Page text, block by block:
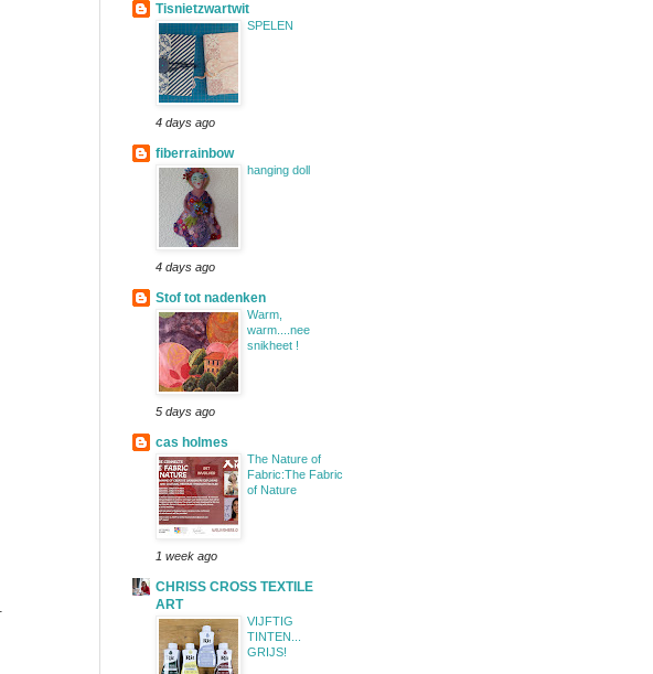
Tisnietzwartwit
SPELEN
4 days ago
fiberrainbow
hanging doll
4 days ago
Stof tot nadenken
Warm,
warm....nee
snikheet !
5 days ago
cas holmes
The Nature of
Fabric:The Fabric
of Nature
1 week ago
CHRISS CROSS TEXTILE
ART
VIJFTIG
TINTEN...
GRIJS!